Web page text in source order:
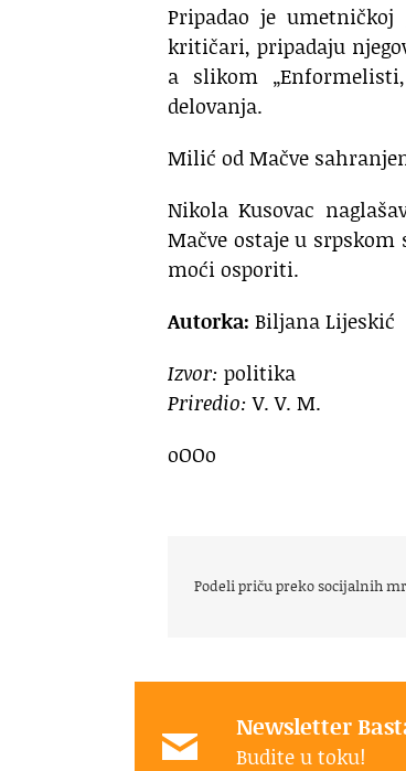
Pripadao je
kritičari, pripadaju
a slikom
delovanja.
Milić od Mačve
Nikola Kusovac
Mačve ostaje u
moći osporiti.
Autorka: Biljana Lijeskić
Izvor: politika
Priredio:V. V. M.
oOOo
Podeli priču preko socijalnih
Newsletter
Budite u toku!